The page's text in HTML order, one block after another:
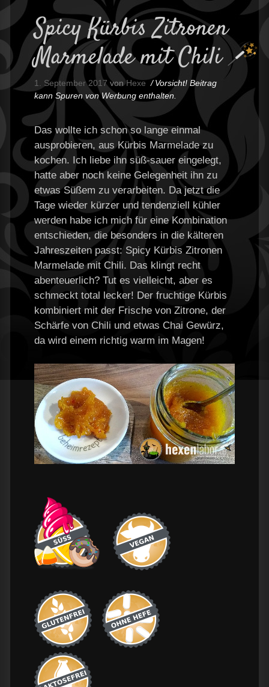
Spicy Kürbis Zitronen
Marmelade mit Chili
1. September 2017 vonHexe
Vorsicht! Beitrag
kann Spuren von Werbung enthalten.
Das wollte ich schon so lange einmal
ausprobieren, aus Kürbis Marmelade zu
kochen. Ich liebe ihn süß-sauer eingelegt,
hatte aber noch keine Gelegenheit ihn zu
etwas Süßem zu verarbeiten. Da jetzt die
Tage wieder kürzer und tendenziell kühler
werden habe ich mich für eine Kombination
entschieden, die besonders in die kälteren
Jahreszeiten passt: Spicy Kürbis Zitronen
Marmelade mit Chili. Das klingt recht
abenteuerlich? Tut es vielleicht, aber es
schmeckt total lecker! Der fruchtige Kürbis
kombiniert mit der Frische von Zitrone, der
Schärfe von Chili und etwas Chai Gewürz,
da wird einem richtig warm im Magen!